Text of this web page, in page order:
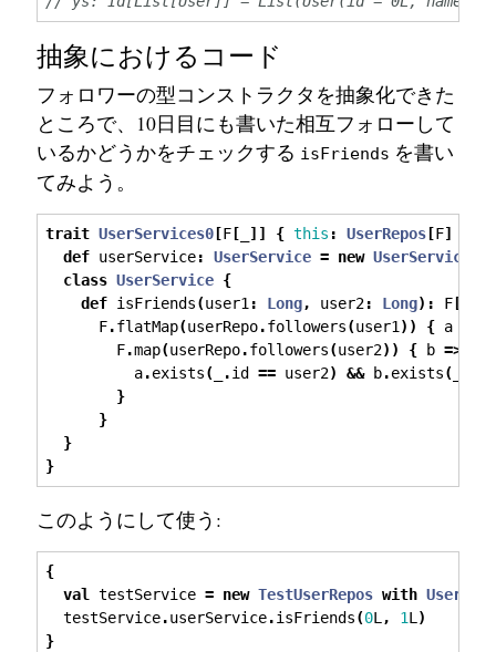
抽象におけるコード
フォロワーの型コンストラクタを抽象化できた
ところで、10日目にも書いた相互フォローして
いるかどうかをチェックする isFriends を書い
てみよう。
trait UserServices0[F[ ]] { this : UserRepos[F]
def userService: UserService = new UserService
class UserService {
def isFriends(user1 : Long, user2: Long): F[
F.flatMap(userRepo.followers(user1 )) { a
F.map(userRepo.followers(user2)) { b =>
a.exists( .id == user2) && b.exists(
}
}
}
}
このようにして使う:
{
val
testService = new TestUserRepos with
testService.userService.isFriends(0L , 1L )
}